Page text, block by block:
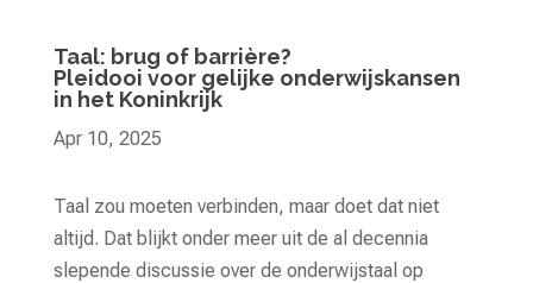
Taal: brug of barrière?
Pleidooi voor gelijke onderwijskansen
in het Koninkrijk
Apr 10, 2025
Taal zou moeten verbinden, maar doet dat niet
altijd. Dat blijkt onder meer uit de al decennia
slepende discussie over de onderwijstaal op